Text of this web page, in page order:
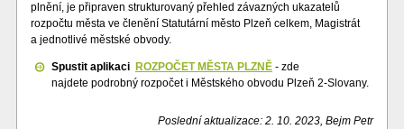
plnění, je připraven strukturovaný přehled závazných ukazatelů
rozpočtu města ve členění Statutární město Plzeň celkem, Magistrát
a jednotlivé městské obvody.
Spustit aplikaci ROZPOČET MĚSTA PLZNĚ- zde
najdete podrobný rozpočet i Městského obvodu Plzeň 2-Slovany.
Poslední aktualizace: 2. 10. 2023, Bejm Petr